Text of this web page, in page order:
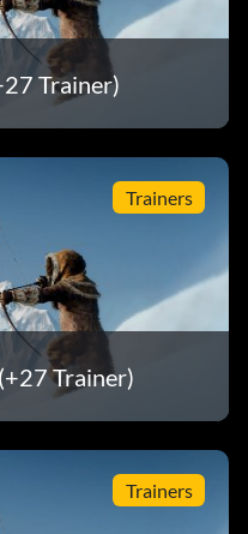
Trainer)
Trainers
Trainer)
Trainers